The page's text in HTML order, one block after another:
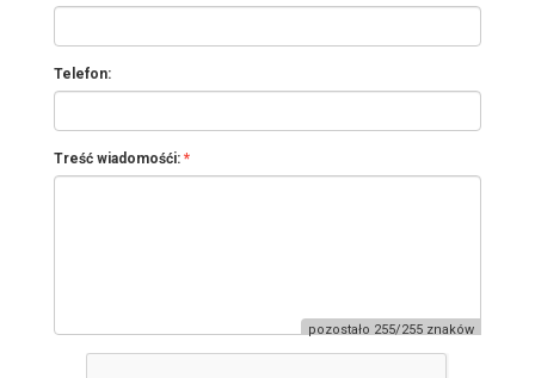
Telefon:
Treść wiadomośći:
pozostało 255/255 znaków